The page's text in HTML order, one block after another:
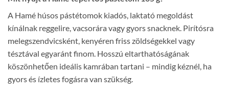
A Hamé húsos pástétomok kiadós, laktató megoldást
kínálnak reggelire, vacsorára vagy gyors snacknek. Pirítósra
melegszendvicsként, kenyéren friss zöldségekkel vagy
tésztával egyaránt finom. Hosszú eltarthatóságának
köszönhetően ideális kamrában tartani – mindig kéznél, ha
gyors és ízletes fogásra van szükség.